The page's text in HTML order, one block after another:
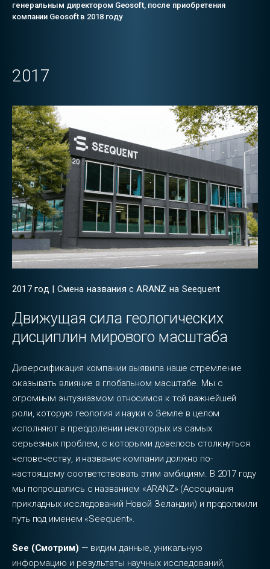
генеральным директором Geosoft, после приобретения
компании Geosoft в 2018 году
2017
2017 год | Смена названия с ARANZ на Seequent
Движущая сила геологических
дисциплин мирового масштаба
Диверсификация компании выявила наше стремление
оказывать влияние в глобальном масштабе. Мы с
огромным энтузиазмом относимся к той важнейшей
роли, которую геология и науки о Земле в целом
исполняют в преодолении некоторых из самых
серьезных проблем, с которыми довелось столкнуться
человечеству, и название компании должно по-
настоящему соответствовать этим амбициям. В 2017 году
мы попрощались с названием «ARANZ» (Ассоциация
прикладных исследований Новой Зеландии) и продолжили
путь под именем «Seequent».
See (Смотрим) — видим данные, уникальную
информацию и результаты научных исследований,